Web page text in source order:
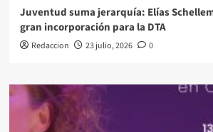
Juventud suma jerarquía: Elías
gran incorporación para la DTA
Redaccion 23 julio, 2026 0